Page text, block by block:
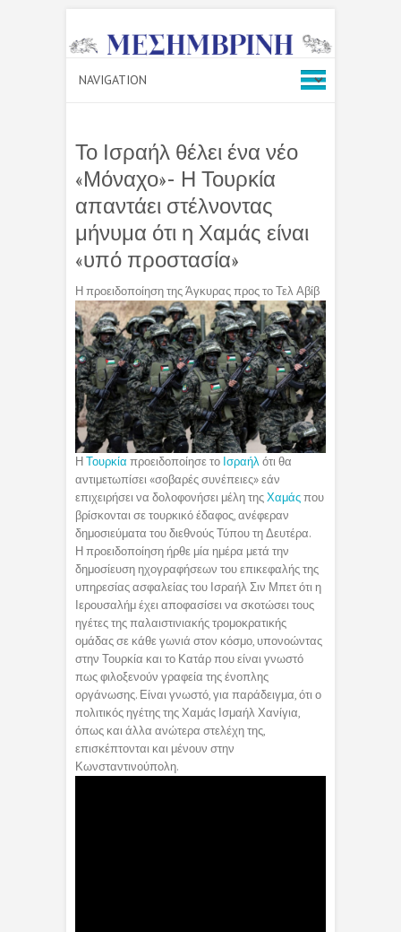
Το Ισραήλ θέλει ένα νέο
«Μόναχο»- Η Τουρκία
απαντάει στέλνοντας
μήνυμα ότι η Χαμάς είναι
«υπό προστασία»
Η προειδοποίηση της Άγκυρας προς το Τελ Αβίβ
ΗΤουρκία προειδοποίησε το Ισραήλότι θα
αντιμετωπίσει «σοβαρές συνέπειες» εάν
επιχειρήσει να δολοφονήσει μέλη τηςΧαμάςπου
βρίσκονται σε τουρκικό έδαφος, ανέφεραν
δημοσιεύματα του διεθνούς Τύπου τη Δευτέρα.
Η προειδοποίηση ήρθε μία ημέρα μετά την
δημοσίευση ηχογραφήσεων του επικεφαλής της
υπηρεσίας ασφαλείας του Ισραήλ Σιν Μπετ ότι η
Ιερουσαλήμ έχει αποφασίσει να σκοτώσει τους
ηγέτες της παλαιστινιακής τρομοκρατικής
ομάδας σε κάθε γωνιά στον κόσμο, υπονοώντας
στην Τουρκία και το Κατάρ που είναι γνωστό
πως φιλοξενούν γραφεία της ένοπλης
οργάνωσης. Είναι γνωστό, για παράδειγμα, ότι ο
πολιτικός ηγέτης της Χαμάς Ισμαήλ Χανίγια,
όπως και άλλα ανώτερα στελέχη της,
επισκέπτονται και μένουν στην
Κωνσταντινούπολη.